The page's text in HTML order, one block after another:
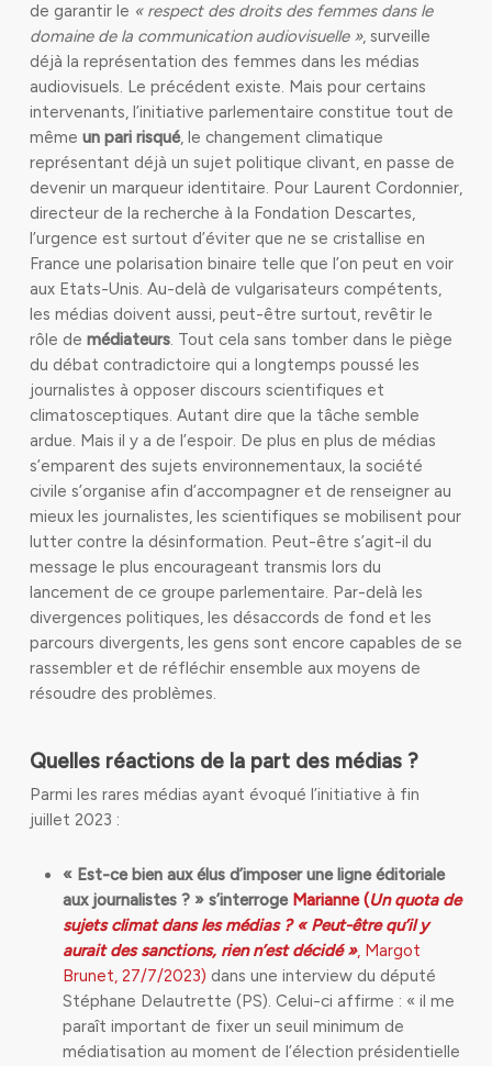
de garantir le « respect des droits des femmes dans le
domaine de la communication audiovisuelle », surveille
déjà la représentation des femmes dans les médias
audiovisuels. Le précédent existe. Mais pour certains
intervenants, l’initiative parlementaire constitue tout de
même un pari risqué, le changement climatique
représentant déjà un sujet politique clivant, en passe de
devenir un marqueur identitaire. Pour Laurent Cordonnier,
directeur de la recherche à la Fondation Descartes,
l’urgence est surtout d’éviter que ne se cristallise en
France une polarisation binaire telle que l’on peut en voir
aux Etats-Unis. Au-delà de vulgarisateurs compétents,
les médias doivent aussi, peut-être surtout, revêtir le
rôle de médiateurs. Tout cela sans tomber dans le piège
du débat contradictoire qui a longtemps poussé les
journalistes à opposer discours scientifiques et
climatosceptiques. Autant dire que la tâche semble
ardue. Mais il y a de l’espoir. De plus en plus de médias
s’emparent des sujets environnementaux, la société
civile s’organise afin d’accompagner et de renseigner au
mieux les journalistes, les scientifiques se mobilisent pour
lutter contre la désinformation. Peut-être s’agit-il du
message le plus encourageant transmis lors du
lancement de ce groupe parlementaire. Par-delà les
divergences politiques, les désaccords de fond et les
parcours divergents, les gens sont encore capables de se
rassembler et de réfléchir ensemble aux moyens de
résoudre des problèmes.
Quelles réactions de la part des médias ?
Parmi les rares médias ayant évoqué l’initiative à fin
juillet 2023 :
« Est-ce bien aux élus d’imposer une ligne éditoriale
aux journalistes ? » s’interroge Marianne (Un quota de
sujets climat dans les médias ? « Peut-être qu’il y
aurait des sanctions, rien n’est décidé », Margot
Brunet, 27/7/2023) dans une interview du député
Stéphane Delautrette (PS). Celui-ci affirme : « il me
paraît important de fixer un seuil minimum de
médiatisation au moment de l’élection présidentielle